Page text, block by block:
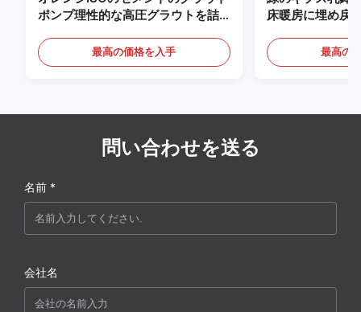
ポンプ理性的な高圧グラウトを詰
最高の価格を入手
床暖房に埋め戻
最高の
問い合わせを送る
名前 *
会社名